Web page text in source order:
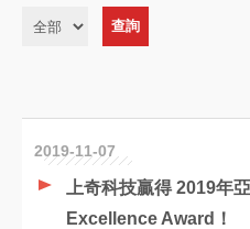
2019-11-07
上奇科技贏得 2019
Excellence Award！